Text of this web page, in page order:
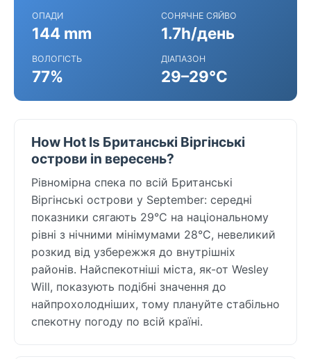
ОПАДИ
144 mm
СОНЯЧНЕ СЯЙВО
1.7h/день
ВОЛОГІСТЬ
77%
ДІАПАЗОН
29–29°C
How Hot Is Британські Віргінські
острови in вересень?
Рівномірна спека по всій Британські
Віргінські острови у September: середні
показники сягають 29°C на національному
рівні з нічними мінімумами 28°C, невеликий
розкид від узбережжя до внутрішніх
районів. Найспекотніші міста, як-от Wesley
Will, показують подібні значення до
найпрохолодніших, тому плануйте стабільно
спекотну погоду по всій країні.